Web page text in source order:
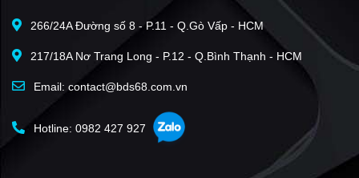
266/24A Đường số 8 - P.11 - Q.Gò Vấp - HCM
217/18A Nơ Trang Long - P.12 - Q.Bình Thạnh - HCM
Email: contact@bds68.com.vn
Hotline: 0982 427 927